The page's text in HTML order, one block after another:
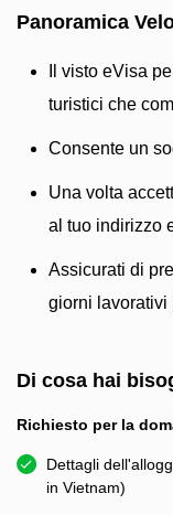
Panoramica
Il visto eVisa
turistici che
Consente un
Una volta
al tuo indirizzo
Assicurati di
giorni lavorativi
Di cosa hai
Richiesto per la
Dettagli
in Vietnam)